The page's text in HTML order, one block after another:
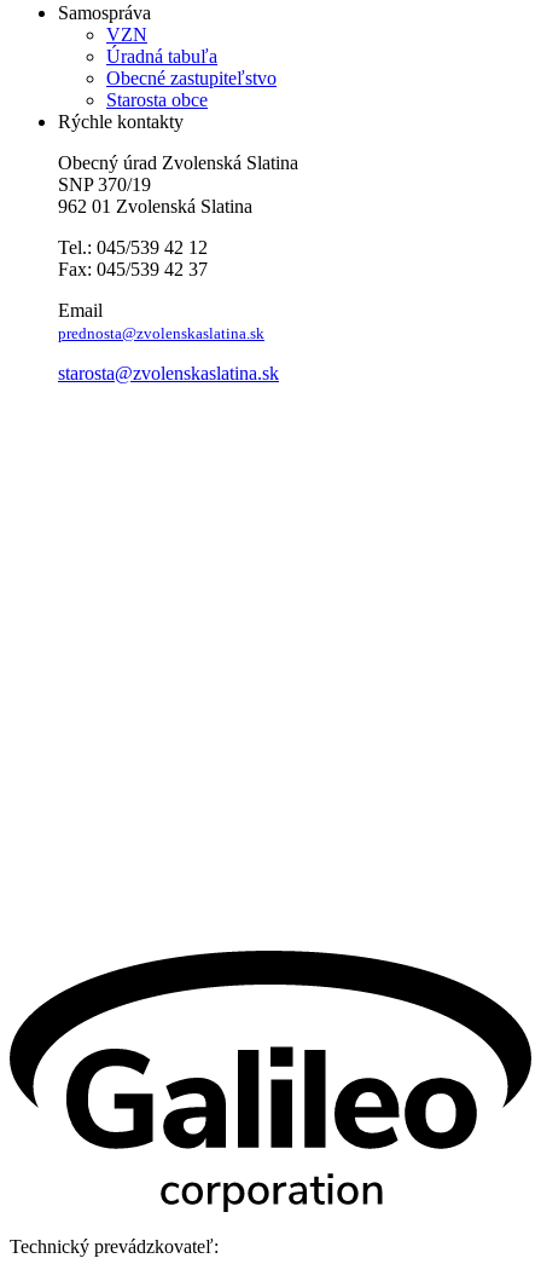
Samospráva
VZN
Úradná tabuľa
Obecné zastupiteľstvo
Starosta obce
Rýchle kontakty
Obecný úrad Zvolenská Slatina
SNP 370/19
962 01 Zvolenská Slatina
Tel.: 045/539 42 12
Fax: 045/539 42 37
Email
prednosta@zvolenskaslatina.sk
starosta@zvolenskaslatina.sk
Technický prevádzkovateľ: